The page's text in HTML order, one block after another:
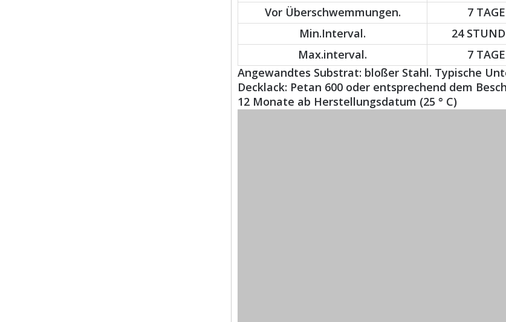
Vor Überschwemmungen.
7 TAGE
Min.Interval.
24
Max.interval.
7 TAGE
Angewandtes Substrat: bloßer Stahl. Typische
Decklack: Petan 600 oder entsprechend dem
12 Monate ab Herstellungsdatum (25 ° C)